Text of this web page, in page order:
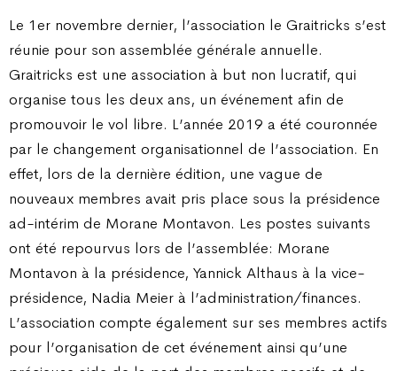
Le 1er novembre dernier, l’association le Graitricks s’est
réunie pour son assemblée générale annuelle.
Graitricks est une association à but non lucratif, qui
organise tous les deux ans, un événement afin de
promouvoir le vol libre. L’année 2019 a été couronnée
par le changement organisationnel de l’association. En
effet, lors de la dernière édition, une vague de
nouveaux membres avait pris place sous la présidence
ad-intérim de Morane Montavon. Les postes suivants
ont été repourvus lors de l’assemblée: Morane
Montavon à la présidence, Yannick Althaus à la vice-
présidence, Nadia Meier à l’administration/finances.
L’association compte également sur ses membres actifs
pour l’organisation de cet événement ainsi qu’une